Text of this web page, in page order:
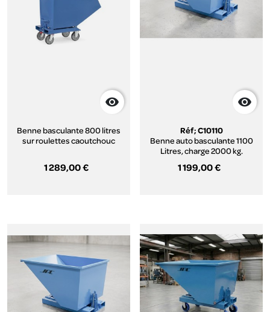

Benne basculante 800 litres
sur roulettes caoutchouc
1 289,00 €

Réf; C10110
Benne auto basculante 1100
Litres, charge 2000 kg.
1 199,00 €